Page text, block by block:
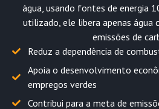
água, usando fontes de energia
utilizado, ele libera apenas água
emissões de
Reduz a dependência de
Apoia o desenvolvimento
empregos verdes
Contribui para a meta de